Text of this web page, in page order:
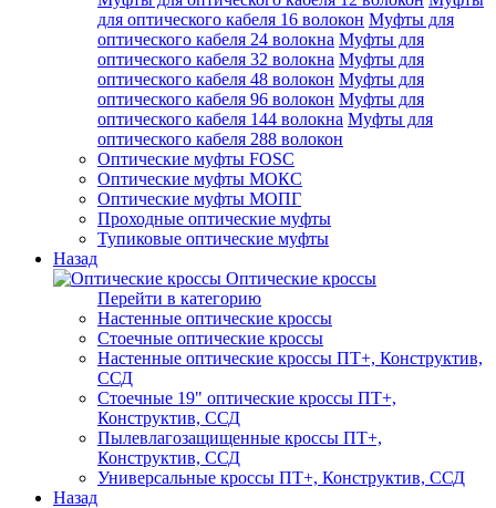
для оптического кабеля 16 волокон Муфты для
оптического кабеля 24 волокна Муфты для
оптического кабеля 32 волокна Муфты для
оптического кабеля 48 волокон Муфты для
оптического кабеля 96 волокон Муфты для
оптического кабеля 144 волокна Муфты для
оптического кабеля 288 волокон
Оптические муфты FOSC
Оптические муфты МОКС
Оптические муфты МОПГ
Проходные оптические муфты
Тупиковые оптические муфты
Назад
Оптические кроссы
Перейти в категорию
Настенные оптические кроссы
Стоечные оптические кроссы
Настенные оптические кроссы ПТ+, Конструктив,
ССД
Стоечные 19" оптические кроссы ПТ+,
Конструктив, ССД
Пылевлагозащищенные кроссы ПТ+,
Конструктив, ССД
Универсальные кроссы ПТ+, Конструктив, ССД
Назад